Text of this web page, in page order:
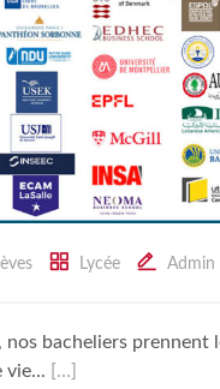
Lycée Admin
nos bacheliers prennent
vie...
[…]